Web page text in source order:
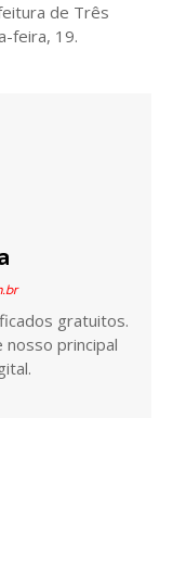
de Três
feira, 19.
gratuitos.
nosso principal